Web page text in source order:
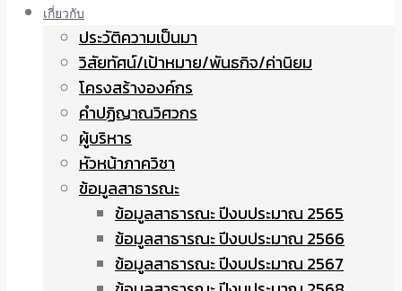
เกี่ยวกับ
ประวัติความเป็นมา
วิสัยทัศน์/เป้าหมาย/พันธกิจ/ค่านิยม
โครงสร้างองค์กร
คำปฏิญาณวิศวกร
ผู้บริหาร
หัวหน้าภาควิชา
ข้อมูลสาธารณะ
ข้อมูลสาธารณะ ปีงบประมาณ 2565
ข้อมูลสาธารณะ ปีงบประมาณ 2566
ข้อมูลสาธารณะ ปีงบประมาณ 2567